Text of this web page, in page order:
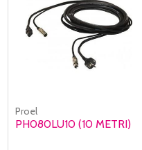
Proel
PH080LU10 (10 METRI)